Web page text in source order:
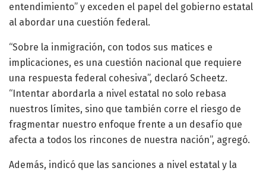
entendimiento” y exceden el papel del gobierno estatal
al abordar una cuestión federal.
“Sobre la inmigración, con todos sus matices e
implicaciones, es una cuestión nacional que requiere
una respuesta federal cohesiva”, declaró Scheetz.
“Intentar abordarla a nivel estatal no solo rebasa
nuestros límites, sino que también corre el riesgo de
fragmentar nuestro enfoque frente a un desafío que
afecta a todos los rincones de nuestra nación”, agregó.
Además, indicó que las sanciones a nivel estatal y la